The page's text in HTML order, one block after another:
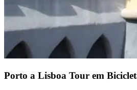
Porto a Lisboa Tour em